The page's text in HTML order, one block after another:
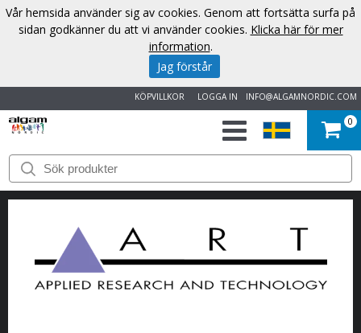
INFO@ALGAMNORDIC.COM
LOGGA IN
KÖPVILLKOR
START
VARUMÄRKEN
NYHETER
OM
0
Vår hemsida använder sig av cookies. Genom att fortsätta surfa på
sidan godkänner du att vi använder cookies. Klicka här för mer
information.
Jag förstår